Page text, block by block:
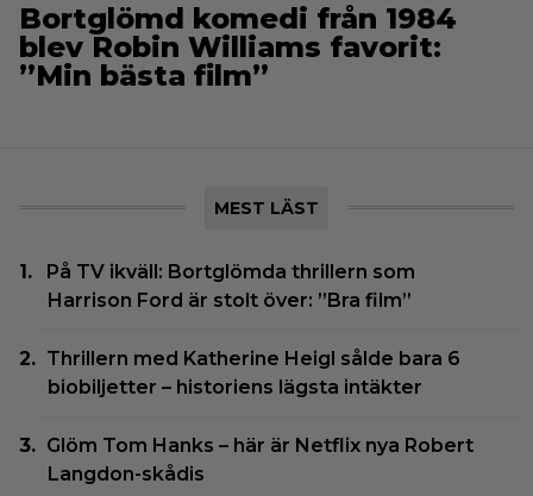
Bortglömd komedi från 1984
blev Robin Williams favorit:
”Min bästa film”
MEST LÄST
På TV ikväll: Bortglömda thrillern som
Harrison Ford är stolt över: ”Bra film”
Thrillern med Katherine Heigl sålde bara 6
biobiljetter – historiens lägsta intäkter
Glöm Tom Hanks – här är Netflix nya Robert
Langdon-skådis